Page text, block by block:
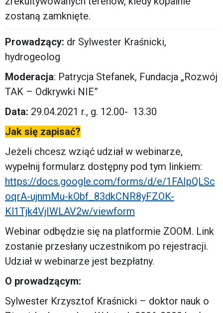
zostaną zamknięte.
Prowadzący: dr Sylwester Kraśnicki,
hydrogeolog
Moderacja: Patrycja Stefanek, Fundacja „Rozwój
TAK – Odkrywki NIE”
Data: 29.04.2021 r., g. 12.00- 13.30
Jak się zapisać?
Jeżeli chcesz wziąć udział w webinarze,
wypełnij formularz dostępny pod tym linkiem:
https://docs.google.com/forms/d/e/1FAIpQLSc
oqrA-ujnmMu-kObf_83dkCNR8yFZOK-
Kl1Tjk4VjIWLAV2w/viewform
Webinar odbędzie się na platformie ZOOM. Link
zostanie przesłany uczestnikom po rejestracji.
Udział w webinarze jest bezpłatny.
O prowadzącym:
Sylwester Krzysztof Kraśnicki – doktor nauk o